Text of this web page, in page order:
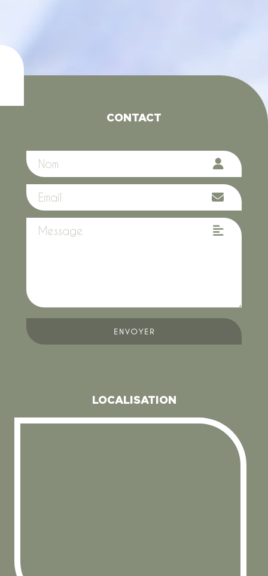
CONTACT
ENVOYER
LOCALISATION